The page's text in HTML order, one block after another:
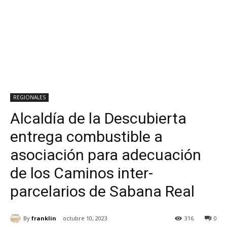
REGIONALES
Alcaldía de la Descubierta
entrega combustible a
asociación para adecuación
de los Caminos inter-
parcelarios de Sabana Real
By franklin octubre 10, 2023 0
316